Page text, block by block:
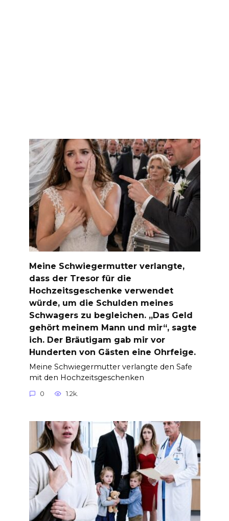
Meine Schwiegermutter verlangte,
dass der Tresor für die
Hochzeitsgeschenke verwendet
würde, um die Schulden meines
Schwagers zu begleichen. „Das Geld
gehört meinem Mann und mir“, sagte
ich. Der Bräutigam gab mir vor
Hunderten von Gästen eine Ohrfeige.
Meine Schwiegermutter verlangte den Safe
mit den Hochzeitsgeschenken
0 1.2k.